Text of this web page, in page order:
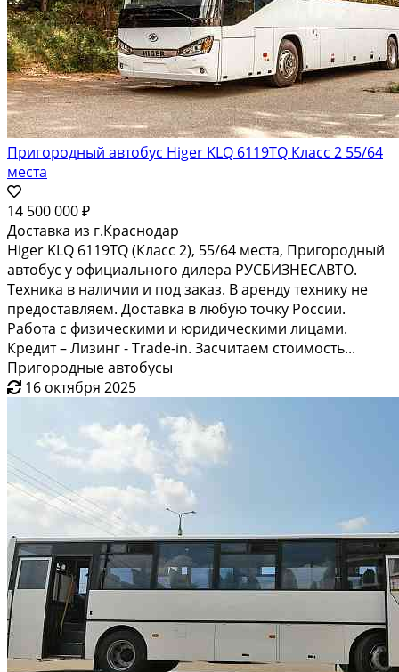
Пригородный автобус Higer KLQ 6119TQ Класс 2 55/64
места
14 500 000 ₽
Доставка из г.Краснодар
Higer KLQ 6119TQ (Класс 2), 55/64 места, Пригородный
автобус у официального дилера РУСБИЗНЕСАВТО.
Техника в наличии и под заказ. В аренду технику не
предоставляем. Доставка в любую точку России.
Работа с физическими и юридическими лицами.
Кредит – Лизинг - Trade-in. Засчитаем стоимость...
Пригородные автобусы
16 октября 2025